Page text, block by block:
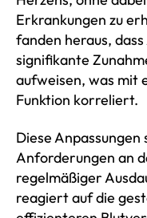
Erkrankungen zu
fanden heraus,
signifikante
aufweisen, was mit
Funktion korreliert.
Diese
Anforderungen an
regelmäßiger
reagiert auf die